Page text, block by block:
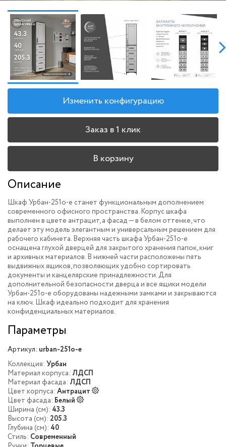
Изменить конфигурацию
Заказ в 1 клик
В корзину
Описание
Шкаф Урбан-251o-e станет функциональным дополнением
современного офисного пространства. Корпус шкафа
выполнен в цвете антрацит, а фасад — в белом оттенке, что
делает эту модель элегантным и универсальным решением для
рабочего кабинета. Верхняя часть шкафа Урбан-251o-e
оснащена глухой дверцей для закрытого хранения папок, книг
и архивных материалов. В нижней части расположены пять
выдвижных ящиков, позволяющих удобно сортировать
документы и канцелярские принадлежности. Для
дополнительной безопасности дверца и все ящики модели
Урбан-251o-e оборудованы надежными замками и закрываются
на ключ. Шкаф идеально подходит для хранения
конфиденциальных материалов.
Параметры
Артикул: urban-251o-e
Коллекция: Урбан
Материал корпуса: ЛДСП
Материал фасада: ЛДСП
Цвет корпуса: Антрацит
Цвет фасада: Белый
Ширина (см): 43.3
Высота (см): 205.3
Глубина (см): 40
Стиль: Современный